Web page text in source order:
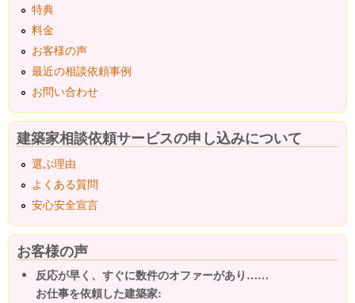
特典
料金
お客様の声
最近の相談依頼事例
お問い合わせ
建築家相談依頼サービスの申し込みについて
選ぶ理由
よくある質問
安心安全宣言
お客様の声
反応が早く、すぐに数件のオファーがあり……
お仕事を依頼した建築家: